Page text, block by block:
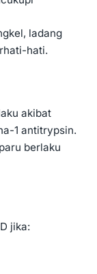
ladang
hati.
akibat
1 antitrypsin.
berlaku
jika: